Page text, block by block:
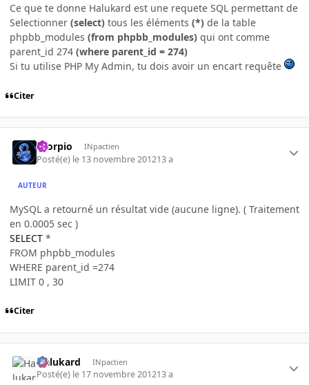
Ce que te donne Halukard est une requete SQL permettant de
Selectionner (select) tous les éléments (*) de la table
phpbb_modules (from phpbb_modules) qui ont comme
parent_id 274 (where parent_id = 274)
Si tu utilise PHP My Admin, tu dois avoir un encart requête
Citer
Scorpio INpactien
Posté(e) le 13 novembre 201213 a
AUTEUR
MySQL a retourné un résultat vide (aucune ligne). ( Traitement
en 0.0005 sec )
SELECT *
FROM phpbb_modules
WHERE parent_id =274
LIMIT 0 , 30
Citer
Halukard INpactien
Posté(e) le 17 novembre 201213 a